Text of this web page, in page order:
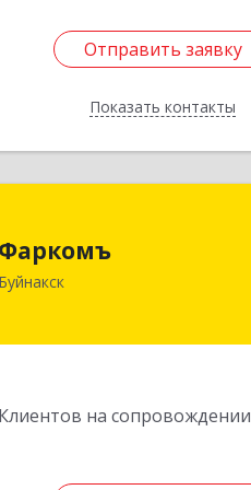
Отправить заявку
Показать контакты
Отправить заявку
Назад
Фаркомъ
Буйнакск
Клиентов на сопровождении